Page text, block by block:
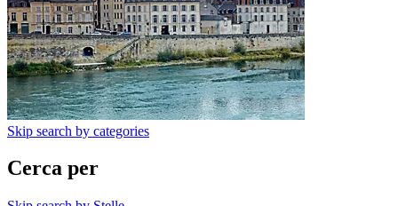
Skip search by categories
Cerca per